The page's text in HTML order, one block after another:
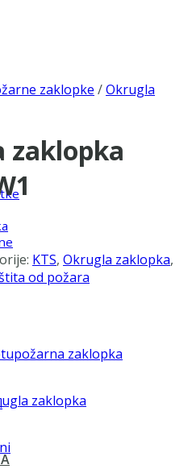
zaklopke /Okrugla
zaklopka
KTS, Okrugla zaklopka,
od požara
zaklopka
zaklopka